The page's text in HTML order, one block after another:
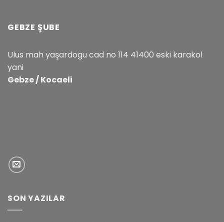
GEBZE ŞUBE
Ulus mah yaşardogu cad no 114 41400 eski karakol
yani
Gebze / Kocaeli
SON YAZILAR